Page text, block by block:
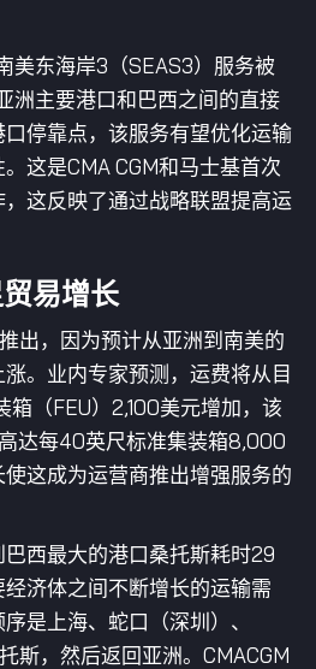
美东海岸3（SEAS3）服务被
洲主要港口和巴西之间的直接
停靠点，该服务有望优化运输
这是CMA CGM和马士基首次
这反映了通过战略联盟提高运
易增长
出，因为预计从亚洲到南美的
。业内专家预测，运费将从目
（FEU）2,100美元增加，该
达每40英尺标准集装箱8,000
这成为运营商推出增强服务的
西最大的港口桑托斯耗时29
济体之间不断增长的运输需
是上海、蛇口（深圳）、
斯，然后返回亚洲。CMACGM